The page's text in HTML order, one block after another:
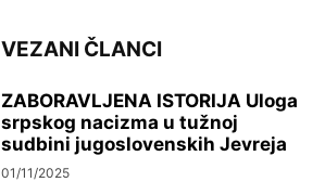
VEZANI ČLANCI
ZABORAVLJENA ISTORIJA Uloga
srpskog nacizma u tužnoj
sudbini jugoslovenskih Jevreja
01/11/2025